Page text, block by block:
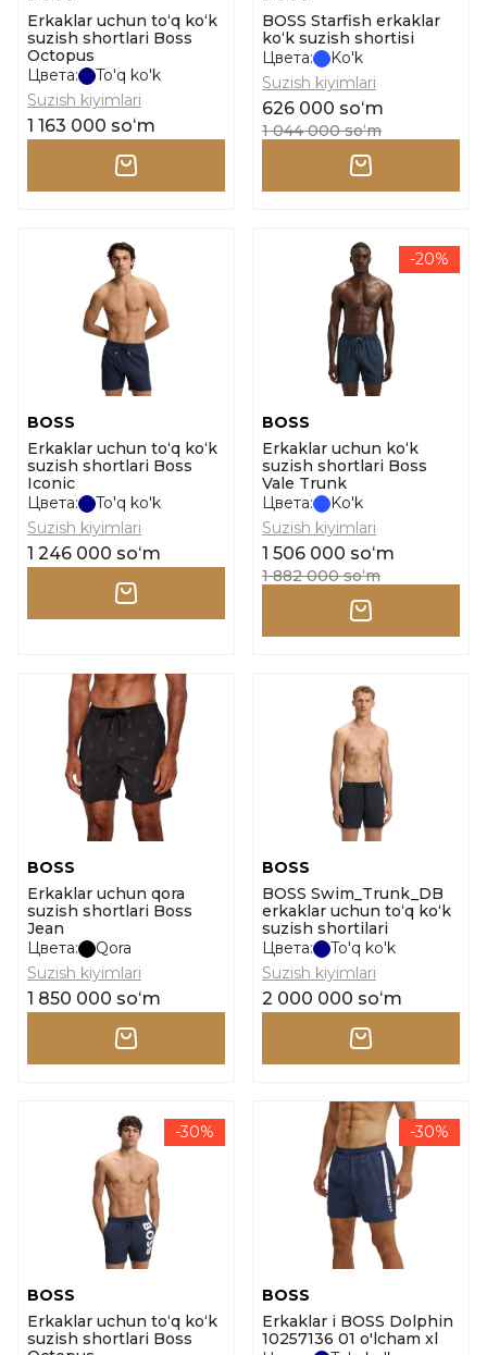
Erkaklar uchun to‘q ko‘k
suzish shortlari Boss
Octopus
Цвета:
To'q ko'k
Suzish kiyimlari
1 163 000 soʻm
BOSS Starfish erkaklar
ko‘k suzish shortisi
Цвета:
Ko'k
Suzish kiyimlari
626 000 soʻm
1 044 000 soʻm
BOSS
Erkaklar uchun to‘q ko‘k
suzish shortlari Boss
Iconic
Цвета:
To'q ko'k
Suzish kiyimlari
1 246 000 soʻm
-20%
BOSS
Erkaklar uchun ko‘k
suzish shortlari Boss
Vale Trunk
Цвета:
Ko'k
Suzish kiyimlari
1 506 000 soʻm
1 882 000 soʻm
BOSS
Erkaklar uchun qora
suzish shortlari Boss
Jean
Цвета:
Qora
Suzish kiyimlari
1 850 000 soʻm
BOSS
BOSS Swim_Trunk_DB
erkaklar uchun to‘q ko‘k
suzish shortilari
Цвета:
To'q ko'k
Suzish kiyimlari
2 000 000 soʻm
-30%
BOSS
Erkaklar uchun to‘q ko‘k
suzish shortlari Boss
-30%
BOSS
Erkaklar i BOSS Dolphin
10257136 01 o'lcham xl